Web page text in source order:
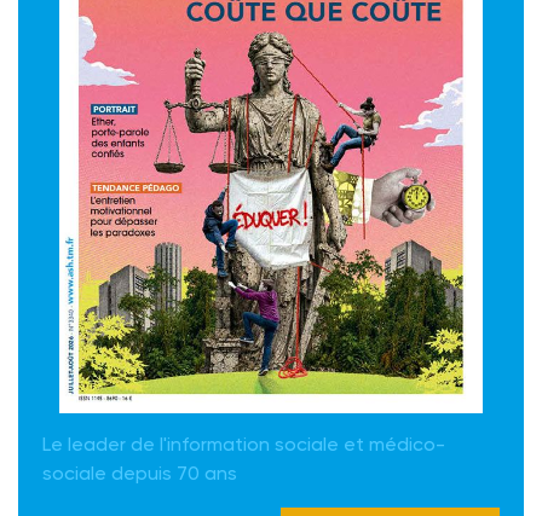
Le leader de l'information sociale et médico-
sociale depuis 70 ans